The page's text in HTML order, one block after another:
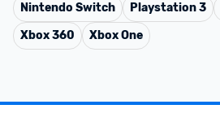
Nintendo Switch
Playstation 3
Xbox 360
Xbox One